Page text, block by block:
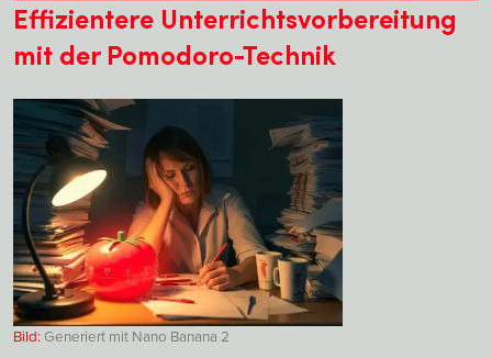
Effizientere Unterrichtsvorbereitung
mit der Pomodoro-Technik
Bild:Generiert mit Nano Banana 2